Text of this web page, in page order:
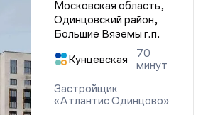
Московская область,
Одинцовский район,
Большие Вяземы г.п.
Кунцевская
70
минут
Застройщик
«Атлантис Одинцово»